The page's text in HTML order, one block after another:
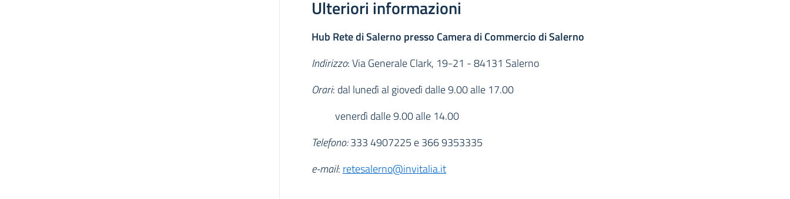
Ulteriori informazioni
Ulteriori informazioni
Hub Rete di Salerno presso Camera di Commercio di Salerno
Indirizzo: Via Generale Clark, 19-21 - 84131 Salerno
Orari: dal lunedì al giovedì dalle 9.00 alle 17.00
venerdì dalle 9.00 alle 14.00
Telefono:333 4907225 e 366 9353335
e-mail: retesalerno@invitalia.it